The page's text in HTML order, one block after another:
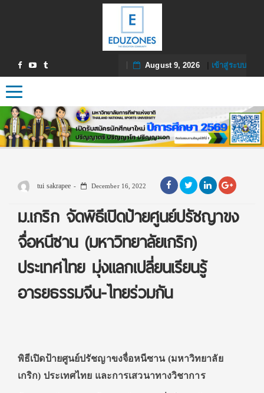
August 9, 2026| เข้าสู่ระบบ
Toggle navigation
tui sakrapee December 16, 2022
ม.เกริก จัดพิธีเปิดป้ายศูนย์ปรัชญาขง
จื่อหนีซาน (มหาวิทยาลัยเกริก)
ประเทศไทย มุ่งแลกเปลี่ยนเรียนรู้
อารยธรรมจีน-ไทยร่วมกัน
พิธีเปิดป้ายศูนย์ปรัชญาขงจื่อหนีซาน (มหาวิทยาลัย
เกริก) ประเทศไทย และการเสวนาทางวิชาการ